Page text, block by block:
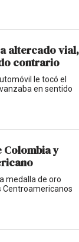
altercado vial,
contrario
le tocó el
en sentido
Colombia y
medalla de oro
Centroamericanos